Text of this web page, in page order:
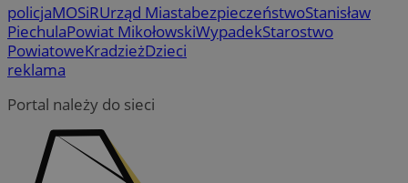
policjaMOSiRUrząd MiastabezpieczeństwoStanisław
PiechulaPowiat MikołowskiWypadekStarostwo
PowiatoweKradzieżDzieci
reklama
Portal należy do sieci